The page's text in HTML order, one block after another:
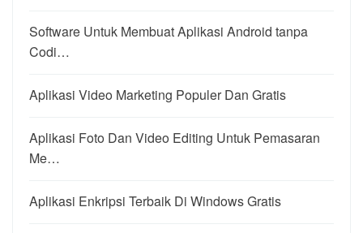
Software Untuk Membuat Aplikasi Android tanpa
Codi…
Aplikasi Video Marketing Populer Dan Gratis
Aplikasi Foto Dan Video Editing Untuk Pemasaran
Me…
Aplikasi Enkripsi Terbaik Di Windows Gratis